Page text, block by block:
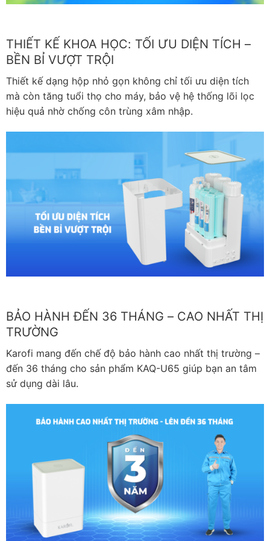
THIẾT KẾ KHOA HỌC: TỐI ƯU DIỆN TÍCH –
BỀN BỈ VƯỢT TRỘI
Thiết kế dạng hộp nhỏ gọn không chỉ tối ưu diện tích
mà còn tăng tuổi thọ cho máy, bảo vệ hệ thống lõi lọc
hiệu quả nhờ chống côn trùng xâm nhập.
BẢO HÀNH ĐẾN 36 THÁNG – CAO NHẤT THỊ
TRƯỜNG
Karofi mang đến chế độ bảo hành cao nhất thị trường –
đến 36 tháng cho sản phẩm KAQ-U65 giúp bạn an tâm
sử dụng dài lâu.